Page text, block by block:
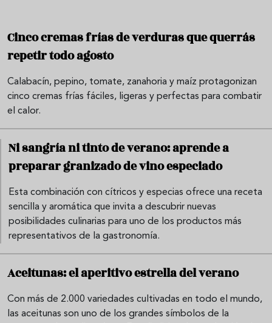
Cinco cremas frías de verduras que querrás
repetir todo agosto
Calabacín, pepino, tomate, zanahoria y maíz protagonizan
cinco cremas frías fáciles, ligeras y perfectas para combatir
el calor.
Ni sangría ni tinto de verano: aprende a
preparar granizado de vino especiado
Esta combinación con cítricos y especias ofrece una receta
sencilla y aromática que invita a descubrir nuevas
posibilidades culinarias para uno de los productos más
representativos de la gastronomía.
Aceitunas: el aperitivo estrella del verano
Con más de 2.000 variedades cultivadas en todo el mundo,
las aceitunas son uno de los grandes símbolos de la